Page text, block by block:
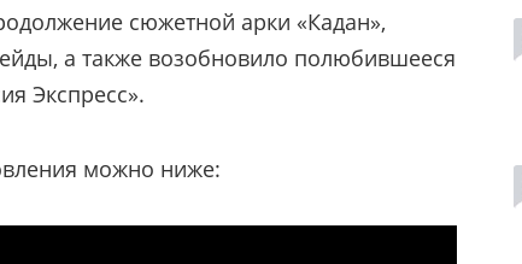
сюжетной арки «Кадан»,
а также возобновило полюбившееся
Экспресс».
можно ниже: